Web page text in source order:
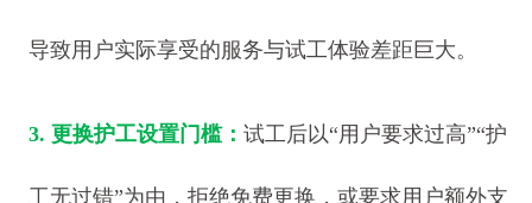
导致用户实际享受的服务与试工体验差距巨大。
3. 更换护工设置门槛： 试工后以“用户要求过高”“护
工无过错”为由，拒绝免费更换，或要求用户额外支